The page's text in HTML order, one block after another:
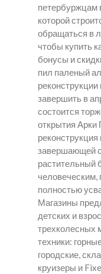
петербуржцам
которой
обращаться в
чтобы купить
бонусы и
пил паленый
реконструкции
завершить в
состоится
открытия
завершающей
растительный
человеческим,
полностью
Магазины
детских и
трехколесных
техники:
городские,
круизеры и